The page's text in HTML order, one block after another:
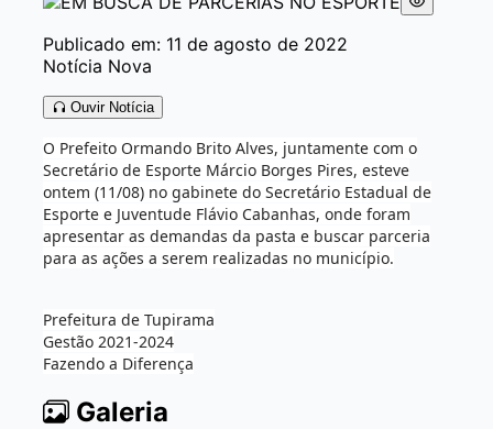
Publicado em: 11 de agosto de 2022
Notícia Nova
Ouvir Notícia
O Prefeito Ormando Brito Alves, juntamente com o
Secretário de Esporte Márcio Borges Pires, esteve
ontem (11/08) no gabinete do Secretário Estadual de
Esporte e Juventude Flávio Cabanhas, onde foram
apresentar as demandas da pasta e buscar parceria
para as ações a serem realizadas no município.
Prefeitura de Tupirama
Gestão 2021-2024
Fazendo a Diferença
Galeria